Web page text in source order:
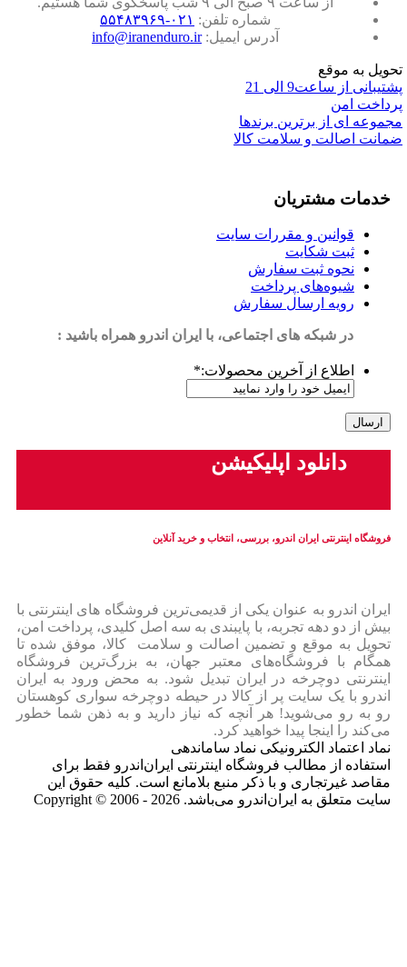
شماره تلفن: ۰۲۱-۵۵۴۸۳۹۶۹
آدرس ایمیل:info@iranenduro.ir
تحویل به موقع
پشتیبانی از ساعت9 الی 21
پرداخت امن
مجموعه ای از برترین برندها
ضمانت اصالت و سلامت کالا
خدمات مشتریان
قوانین و مقررات سایت
ثبت شکایت
نحوه ثبت سفارش
شیوه‌های پرداخت
رویه ارسال سفارش
در شبکه های اجتماعی، با ایران اندرو همراه باشید :
اطلاع از آخرین محصولات:*
دانلود اپلیکیشن
فروشگاه اینترنتی ایران‌ اندرو، بررسی، انتخاب و خرید آنلاین
ایران‌ اندرو به عنوان یکی از قدیمی‌ترین فروشگاه های اینترنتی با
بیش از دو دهه تجربه، با پایبندی به سه اصل کلیدی، پرداخت امن،
تحویل به موقع و تضمین اصالت و سلامت کالا، موفق شده تا
همگام با فروشگاه‌های معتبر جهان، به بزرگ‌ترین فروشگاه
اینترنتی دوچرخه در ایران تبدیل شود. به محض ورود به ایران‌
اندرو با یک سایت پر از کالا در حیطه دوچرخه سواری کوهستان
رو به رو می‌شوید! هر آنچه که نیاز دارید و به ذهن شما خطور
می‌کند را اینجا پیدا خواهید کرد.
نماد اعتماد الکترونیکی نماد ساماندهی
استفاده از مطالب فروشگاه اینترنتی ایران‌اندرو فقط برای
مقاصد غیرتجاری و با ذکر منبع بلامانع است. کلیه حقوق این
سایت متعلق به ایران‌اندرو می‌باشد. Copyright © 2006 - 2026